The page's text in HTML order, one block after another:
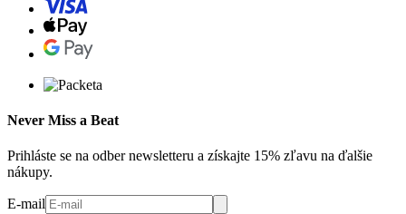
Never Miss a Beat
Prihláste se na odber newsletteru a získajte 15% zľavu na ďalšie
nákupy.
E-mail